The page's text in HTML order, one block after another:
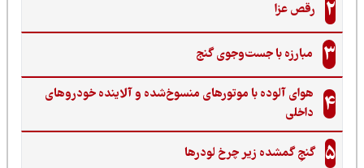
رقص عزا
مبارزه با جست‌وجوی گنج‌
هوای آلوده با موتورهای منسوخ‌شده و آلاینده خودروهای
داخلی
گنجِ گمشده زیر چرخ لودرها